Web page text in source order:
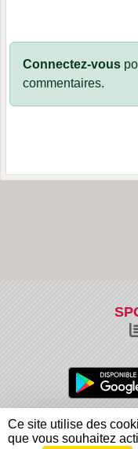
Connectez-vous
commentaires.
Charte
Informations légales
Ce site utilise des
que vous souhaitez